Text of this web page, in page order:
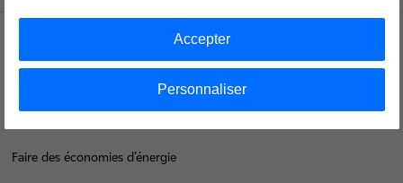
Groupe
Faire des économies d’énergie
Personnaliser
Accepter